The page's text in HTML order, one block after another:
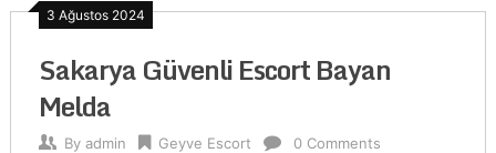
3 Ağustos 2024
Sakarya Güvenli Escort Bayan
Melda
By admin Geyve Escort 0 Comments